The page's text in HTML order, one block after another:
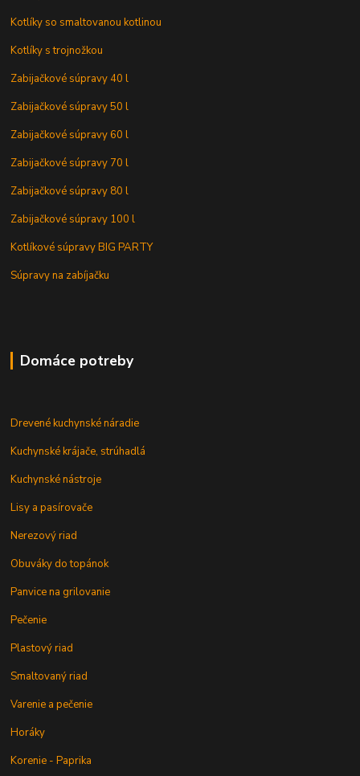
Kotlíky so smaltovanou kotlinou
Kotlíky s trojnožkou
Zabijačkové súpravy 40 l
Zabijačkové súpravy 50 l
Zabijačkové súpravy 60 l
Zabijačkové súpravy 70 l
Zabijačkové súpravy 80 l
Zabijačkové súpravy 100 l
Kotlíkové súpravy BIG PARTY
Súpravy na zabíjačku
Domáce potreby
Drevené kuchynské náradie
Kuchynské krájače, strúhadlá
Kuchynské nástroje
Lisy a pasírovače
Nerezový riad
Obuváky do topánok
Panvice na grilovanie
Pečenie
Plastový riad
Smaltovaný riad
Varenie a pečenie
Horáky
Korenie - Paprika